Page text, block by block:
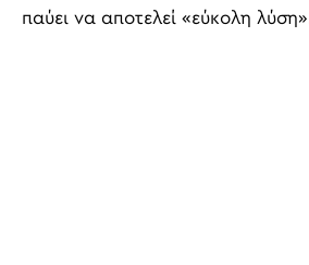
παύει να αποτελεί «εύκολη